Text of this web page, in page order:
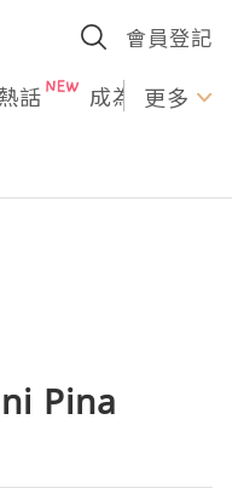
會員登記
話 成為U更多
Pina